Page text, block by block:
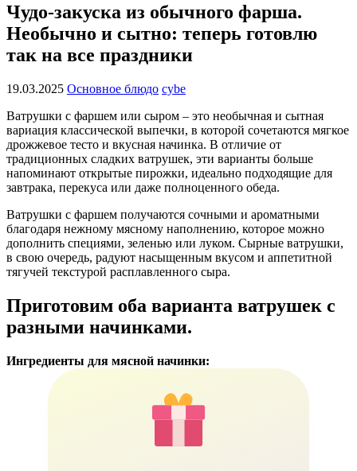
Чудо-закуска из обычного фарша.
Необычно и сытно: теперь готовлю
так на все праздники
19.03.2025 Основное блюдо cybe
Ватрушки с фаршем или сыром – это необычная и сытная
вариация классической выпечки, в которой сочетаются мягкое
дрожжевое тесто и вкусная начинка. В отличие от
традиционных сладких ватрушек, эти варианты больше
напоминают открытые пирожки, идеально подходящие для
завтрака, перекуса или даже полноценного обеда.
Ватрушки с фаршем получаются сочными и ароматными
благодаря нежному мясному наполнению, которое можно
дополнить специями, зеленью или луком. Сырные ватрушки,
в свою очередь, радуют насыщенным вкусом и аппетитной
тягучей текстурой расплавленного сыра.
Приготовим оба варианта ватрушек с
разными начинками.
Ингредиенты для мясной начинки: